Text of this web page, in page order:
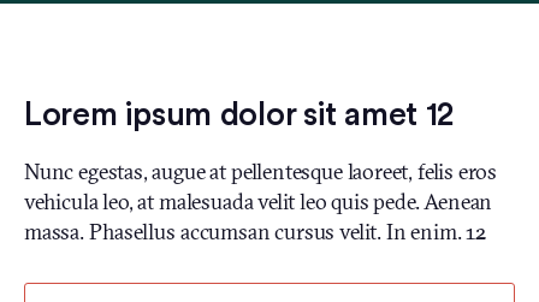
Lorem ipsum dolor sit amet 12
Nunc egestas, augue at pellentesque laoreet, felis eros
vehicula leo, at malesuada velit leo quis pede. Aenean
massa. Phasellus accumsan cursus velit. In enim. 12